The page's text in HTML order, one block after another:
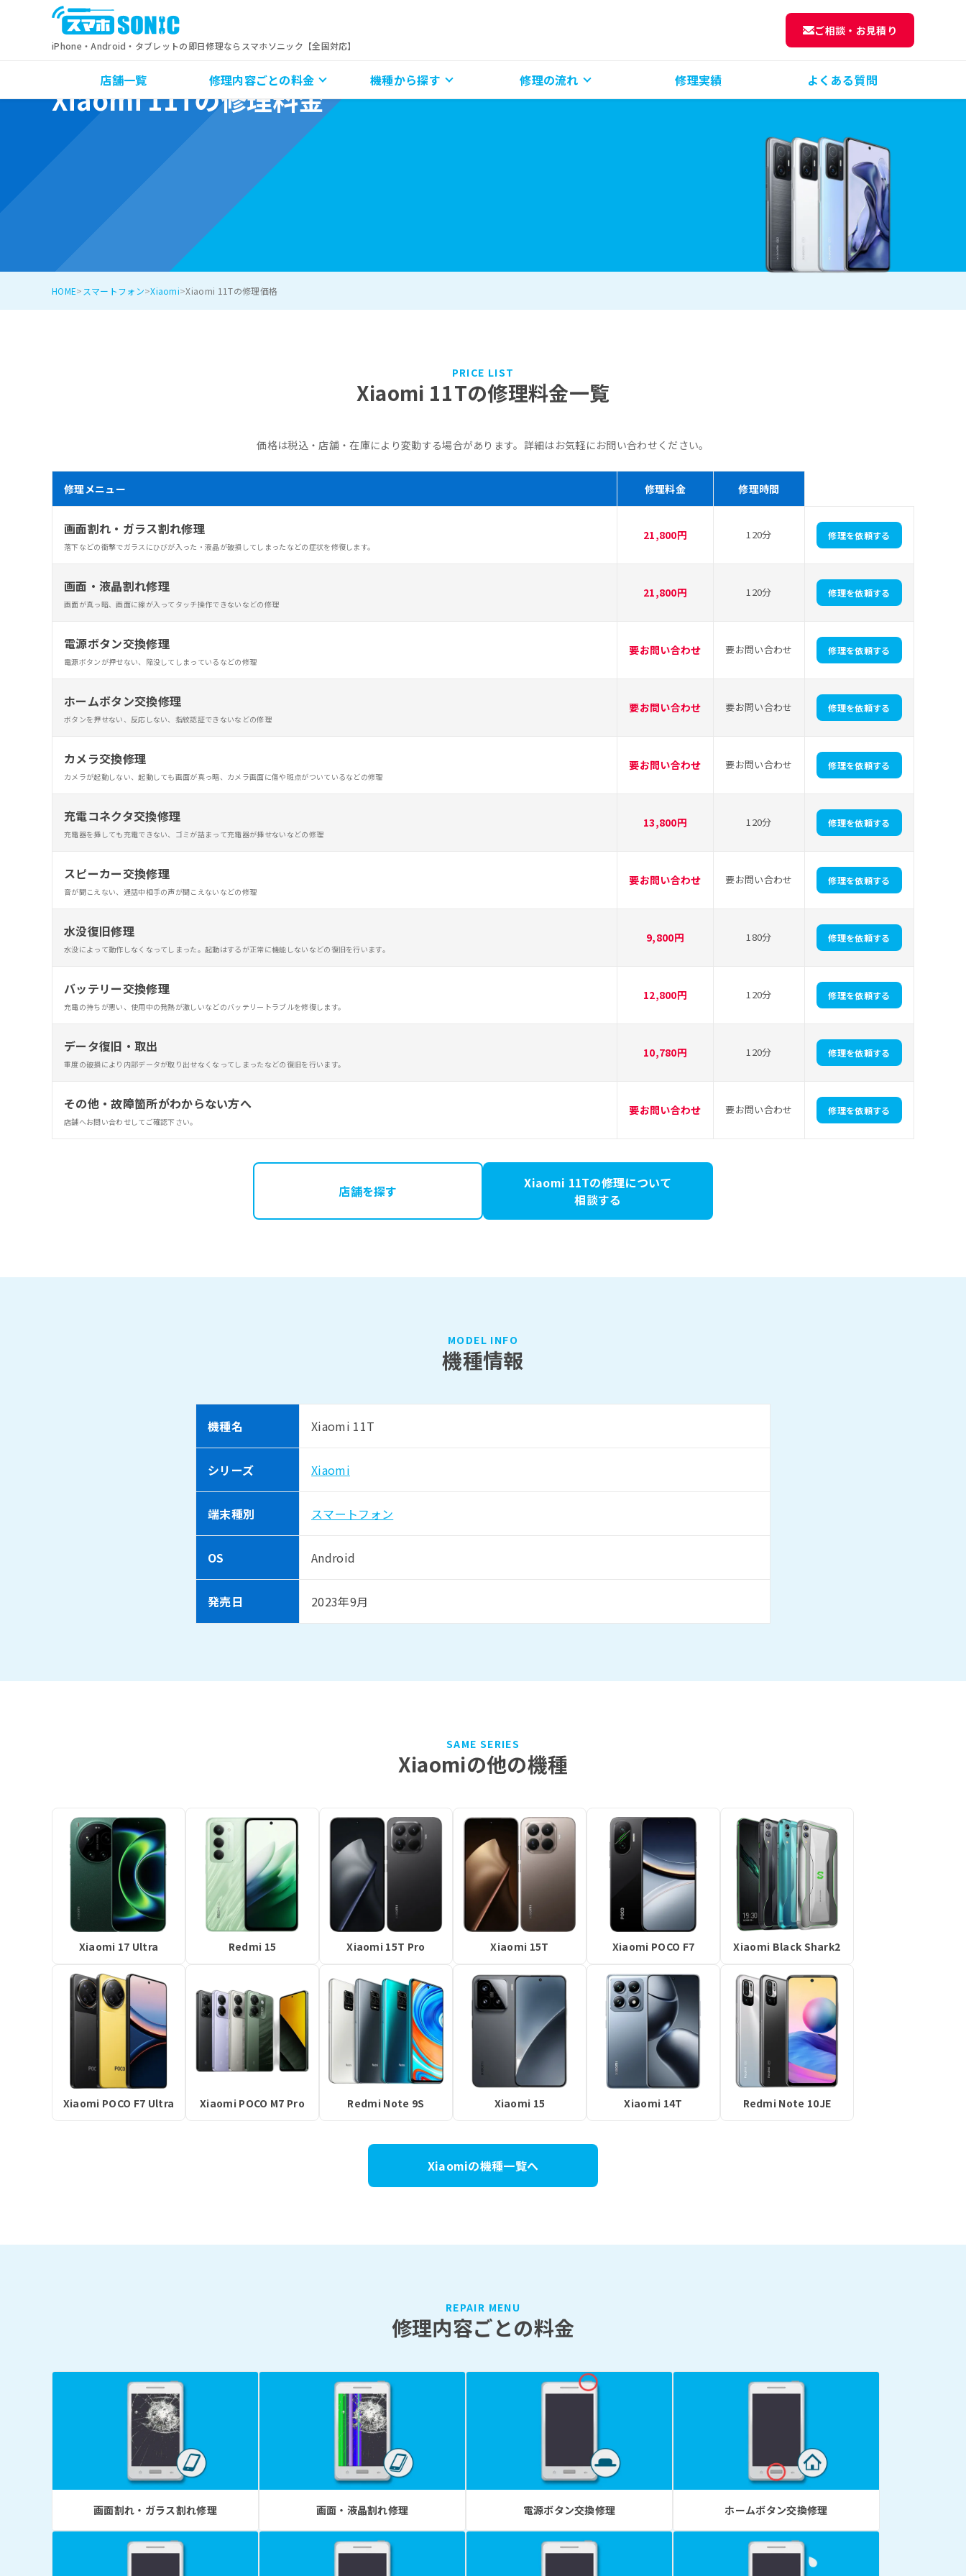
iPhone・Android・タブレットの即日修理ならスマホソニック【全国対応】
ご相談・お見積り
店舗一覧 修理内容ごとの料金 機種から探す 修理の流れ 修理実績 よくある質問
Xiaomi 11Tの修理料金
HOME スマートフォン Xiaomi Xiaomi 11Tの修理価格
PRICE LIST
Xiaomi 11Tの修理料金一覧
価格は税込・店舗・在庫により変動する場合があります。詳細はお気軽にお問い合わせください。
修理メニュー 修理料金 修理時間
画面割れ・ガラス割れ修理
落下などの衝撃でガラスにひびが入った・液晶が破損してしまったなどの症状を修復します。
21,800円 120分 修理を依頼する
画面・液晶割れ修理
画面が真っ暗、画面に線が入ってタッチ操作できないなどの修理
21,800円 120分 修理を依頼する
電源ボタン交換修理
電源ボタンが押せない、陥没してしまっているなどの修理
要お問い合わせ 要お問い合わせ 修理を依頼する
ホームボタン交換修理
ボタンを押せない、反応しない、指紋認証できないなどの修理
要お問い合わせ 要お問い合わせ 修理を依頼する
カメラ交換修理
カメラが起動しない、起動しても画面が真っ暗、カメラ画面に傷や斑点がついているなどの修理
要お問い合わせ 要お問い合わせ 修理を依頼する
充電コネクタ交換修理
充電器を挿しても充電できない、ゴミが詰まって充電器が挿せないなどの修理
13,800円 120分 修理を依頼する
スピーカー交換修理
音が聞こえない、通話中相手の声が聞こえないなどの修理
要お問い合わせ 要お問い合わせ 修理を依頼する
水没復旧修理
水没によって動作しなくなってしまった。起動はするが正常に機能しないなどの復旧を行います。
9,800円 180分 修理を依頼する
バッテリー交換修理
充電の持ちが悪い、使用中の発熱が激しいなどのバッテリートラブルを修復します。
12,800円 120分 修理を依頼する
データ復旧・取出
重度の破損により内部データが取り出せなくなってしまったなどの復旧を行います。
10,780円 120分 修理を依頼する
その他・故障箇所がわからない方へ
店舗へお問い合わせしてご確認下さい。
要お問い合わせ 要お問い合わせ 修理を依頼する
店舗を探す
Xiaomi 11Tの修理について
相談する
MODEL INFO
機種情報
機種名 Xiaomi 11T
シリーズ Xiaomi
端末種別 スマートフォン
OS Android
発売日 2023年9月
SAME SERIES
Xiaomiの他の機種
Xiaomi 17 Ultra Redmi 15 Xiaomi 15T Pro Xiaomi 15T Xiaomi POCO F7 Xiaomi Black Shark2
Xiaomi POCO F7 Ultra Xiaomi POCO M7 Pro Redmi Note 9S Xiaomi 15 Xiaomi 14T Redmi Note 10JE
Xiaomiの機種一覧へ
REPAIR MENU
修理内容ごとの料金
画面割れ・ガラス割れ修理 画面・液晶割れ修理 電源ボタン交換修理 ホームボタン交換修理